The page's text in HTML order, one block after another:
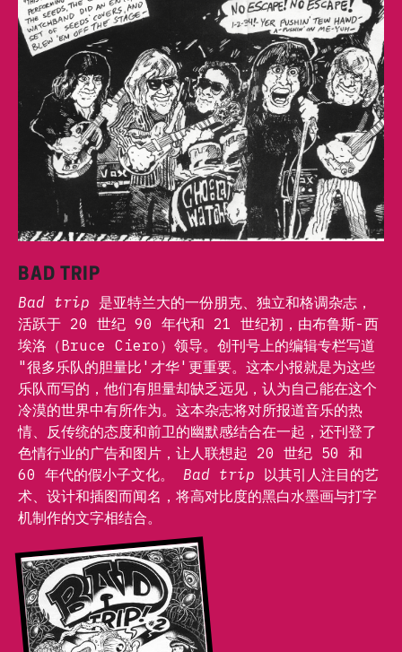
精选Zine
BAD TRIP
Bad trip 是亚特兰大的一份朋克、独立和格调杂志，
活跃于 20 世纪 90 年代和 21 世纪初，由布鲁斯-西
埃洛（Bruce Ciero）领导。创刊号上的编辑专栏写道
"很多乐队的胆量比'才华'更重要。这本小报就是为这些
乐队而写的，他们有胆量却缺乏远见，认为自己能在这个
冷漠的世界中有所作为。这本杂志将对所报道音乐的热
情、反传统的态度和前卫的幽默感结合在一起，还刊登了
色情行业的广告和图片，让人联想起 20 世纪 50 和
60 年代的假小子文化。 Bad trip 以其引人注目的艺
术、设计和插图而闻名，将高对比度的黑白水墨画与打字
机制作的文字相结合。